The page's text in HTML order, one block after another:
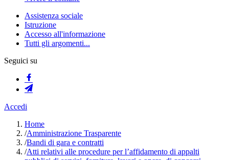
Assistenza sociale
Istruzione
Accesso all'informazione
Tutti gli argomenti...
Seguici su
Accedi
Home
/Amministrazione Trasparente
/Bandi di gara e contratti
/Atti relativi alle procedure per l’affidamento di appalti